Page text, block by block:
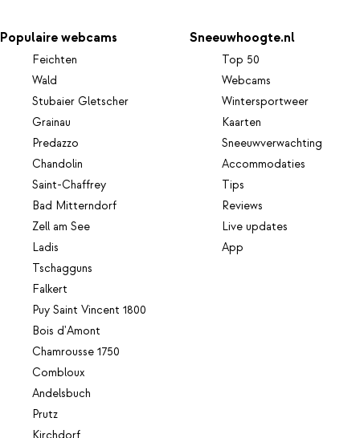
Populaire webcams
Feichten
Wald
Stubaier Gletscher
Grainau
Predazzo
Chandolin
Saint-Chaffrey
Bad Mitterndorf
Zell am See
Ladis
Tschagguns
Falkert
Puy Saint Vincent 1800
Bois d'Amont
Chamrousse 1750
Combloux
Andelsbuch
Prutz
Sneeuwhoogte.nl
Top 50
Webcams
Wintersportweer
Kaarten
Sneeuwverwachting
Accommodaties
Tips
Reviews
Live updates
App